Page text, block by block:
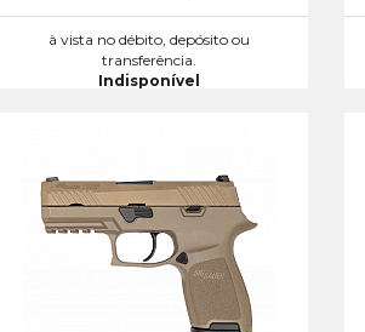
à vista no débito, depósito ou
transferência.
Indisponível